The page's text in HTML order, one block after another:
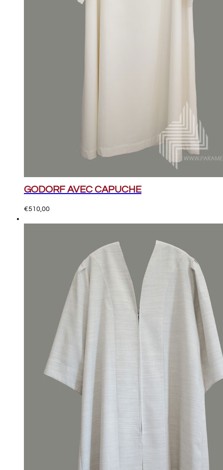
GODORF AVEC CAPUCHE
€510,00